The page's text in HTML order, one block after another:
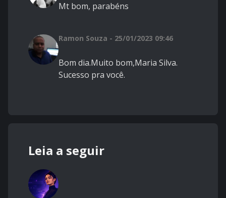
Mt bom, parabéns
Ramon Souza - 25/01/2023 09:46
Bom dia.Muito bom,Maria Silva.
Sucesso pra você.
Leia a seguir